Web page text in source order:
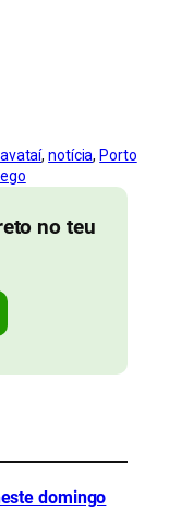
, notícia, Porto
no teu
domingo